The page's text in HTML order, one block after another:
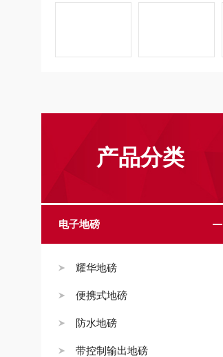
产品分类
电子地磅
耀华地磅
便携式地磅
防水地磅
带控制输出地磅